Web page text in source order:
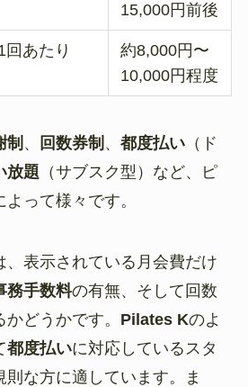
15,000円前後
回あたり
約8,000円〜
10,000円程度
制 、 回数券制 、 都度払い（ド
放題 （サブスク型）など、ピ
って様々です。
、表示されている月会費だけ
務手数料の有無、そして回数
かどうかです。 Pilates Kのよ
都度払いに対応しているスタ
則な方に適しています。ま